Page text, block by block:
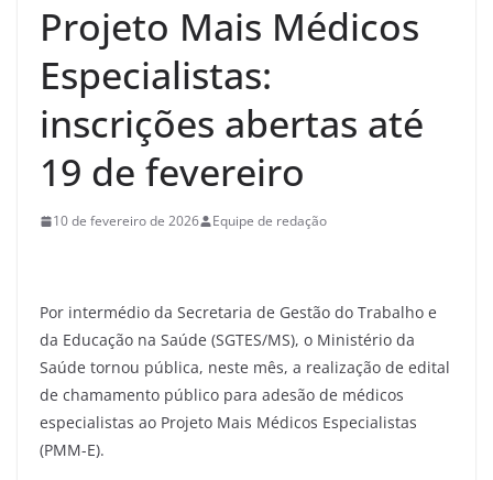
Projeto Mais Médicos
Especialistas:
inscrições abertas até
19 de fevereiro
10 de fevereiro de 2026 Equipe de redação
Por intermédio da Secretaria de Gestão do Trabalho e
da Educação na Saúde (SGTES/MS), o Ministério da
Saúde tornou pública, neste mês, a realização de edital
de chamamento público para adesão de médicos
especialistas ao Projeto Mais Médicos Especialistas
(PMM-E).